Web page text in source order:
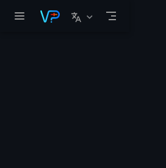
跳至主要內容